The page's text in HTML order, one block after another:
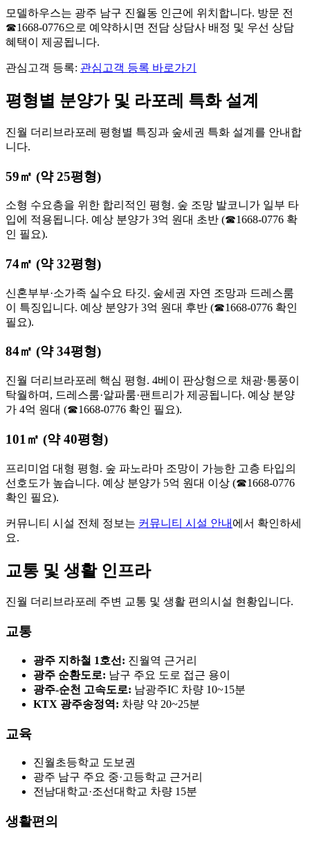
모델하우스는 광주 남구 진월동 인근에 위치합니다. 방문 전
☎1668-0776으로 예약하시면 전담 상담사 배정 및 우선 상담
혜택이 제공됩니다.
관심고객 등록: 관심고객 등록 바로가기
평형별 분양가 및 라포레 특화 설계
진월 더리브라포레 평형별 특징과 숲세권 특화 설계를 안내합
니다.
59㎡ (약 25평형)
소형 수요층을 위한 합리적인 평형. 숲 조망 발코니가 일부 타
입에 적용됩니다. 예상 분양가 3억 원대 초반 (☎1668-0776 확
인 필요).
74㎡ (약 32평형)
신혼부부·소가족 실수요 타깃. 숲세권 자연 조망과 드레스룸
이 특징입니다. 예상 분양가 3억 원대 후반 (☎1668-0776 확인
필요).
84㎡ (약 34평형)
진월 더리브라포레 핵심 평형. 4베이 판상형으로 채광·통풍이
탁월하며, 드레스룸·알파룸·팬트리가 제공됩니다. 예상 분양
가 4억 원대 (☎1668-0776 확인 필요).
101㎡ (약 40평형)
프리미엄 대형 평형. 숲 파노라마 조망이 가능한 고층 타입의
선호도가 높습니다. 예상 분양가 5억 원대 이상 (☎1668-0776
확인 필요).
커뮤니티 시설 전체 정보는 커뮤니티 시설 안내 에서 확인하세
요.
교통 및 생활 인프라
진월 더리브라포레 주변 교통 및 생활 편의시설 현황입니다.
교통
광주 지하철 1호선: 진월역 근거리
광주 순환도로: 남구 주요 도로 접근 용이
광주-순천 고속도로: 남광주IC 차량 10~15분
KTX 광주송정역: 차량 약 20~25분
교육
진월초등학교 도보권
광주 남구 주요 중·고등학교 근거리
전남대학교·조선대학교 차량 15분
생활편의